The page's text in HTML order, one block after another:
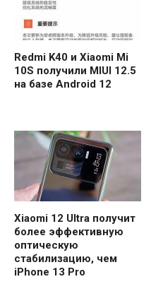
Redmi K40 и Xiaomi Mi
10S получили MIUI 12.5
на базе Android 12
Xiaomi 12 Ultra получит
более эффективную
оптическую
стабилизацию, чем
iPhone 13 Pro